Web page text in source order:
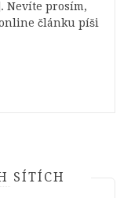
Nevíte prosím,
článku píši
SÍTÍCH